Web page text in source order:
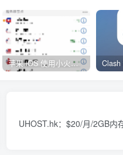
苹果 iOS 使用小火箭(shadowrocket)新手教程
UHOST.hk：$20/月/2GB内